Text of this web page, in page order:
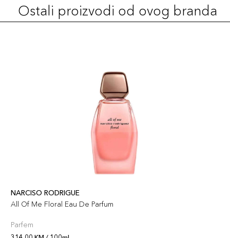
Ostali proizvodi od ovog branda
NARCISO RODRIGUE
All Of Me Floral Eau De Parfum
Parfem